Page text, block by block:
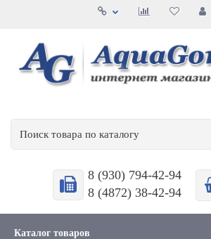
8 (930) 794-42-94
8 (4872) 38-42-94
Каталог товаров